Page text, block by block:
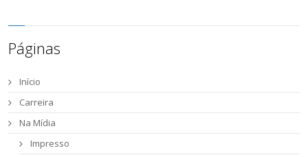
Páginas
Início
Carreira
Na Mídia
Impresso